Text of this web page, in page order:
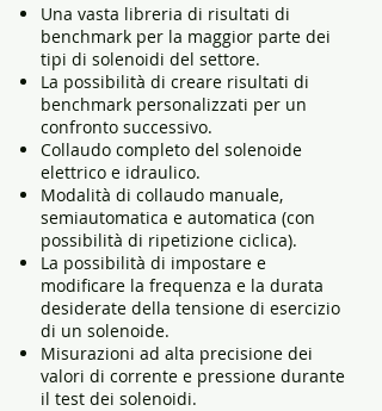
Una vasta libreria di risultati di
benchmark per la maggior parte dei
tipi di solenoidi del settore.
La possibilità di creare risultati di
benchmark personalizzati per un
confronto successivo.
Collaudo completo del solenoide
elettrico e idraulico.
Modalità di collaudo manuale,
semiautomatica e automatica (con
possibilità di ripetizione ciclica).
La possibilità di impostare e
modificare la frequenza e la durata
desiderate della tensione di esercizio
di un solenoide.
Misurazioni ad alta precisione dei
valori di corrente e pressione durante
il test dei solenoidi.